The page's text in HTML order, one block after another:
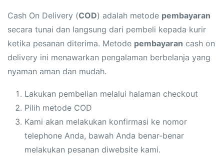
Cash On Delivery (COD) adalah metode pembayaran
secara tunai dan langsung dari pembeli kepada kurir
ketika pesanan diterima. Metode pembayaran cash on
delivery ini menawarkan pengalaman berbelanja yang
nyaman aman dan mudah.
Lakukan pembelian melalui halaman checkout
Pilih metode COD
Kami akan melakukan konfirmasi ke nomor
telephone Anda, bawah Anda benar-benar
melakukan pesanan diwebsite kami.